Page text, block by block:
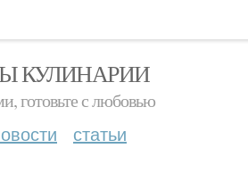
КУЛИНАРИИ
готовьте с любовью
статьи